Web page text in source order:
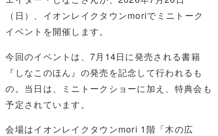
（日）、イオンレイクタウンmoriでミニトーク
イベントを開催します。
今回のイベントは、7月14日に発売される書籍
『しなこのほん』の発売を記念して行われるも
の。当日は、ミニトークショーに加え、特典会も
予定されています。
会場はイオンレイクタウンmori 1階「木の広